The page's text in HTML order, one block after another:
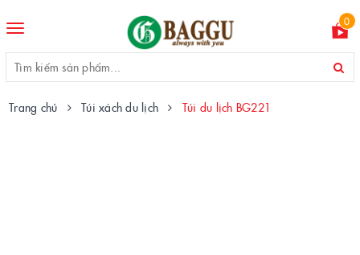
Toggle
0
Trang chủ Túi xách du lịch Túi du lịch BG221